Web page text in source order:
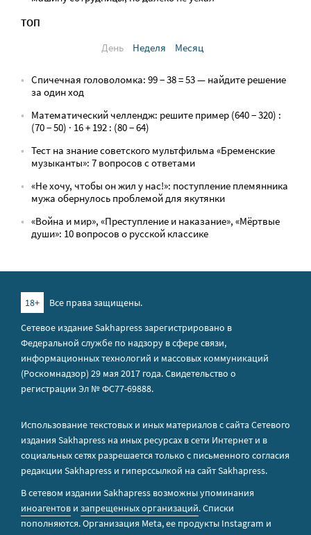
ТОП
День
Неделя Месяц
Спичечная головоломка: 99 − 38 = 53 — найдите решение
за один ход
Математический челлендж: решите пример (640 − 320) :
(70 − 50) · 16 + 192 : (80 − 64)
Тест на знание советского мультфильма «Бременские
музыканты»: 7 вопросов с ответами
«Не хочу, чтобы он жил у нас!»: поступление племянника
мужа обернулось проблемой для якутянки
«Война и мир», «Преступление и наказание», «Мёртвые
души»: 10 вопросов о русской классике
18+
Все права защищены.
Сетевое издание Sakhapress зарегистрировано в
Федеральной службе по надзору в сфере связи,
информационных технологий и массовых коммуникаций
(Роскомнадзор) 29 мая 2017 года. Свидетельство о
регистрации Эл № ФС77-69888.
Использование текстовых и иных материалов с сайта Сетевого
издания Sakhapress на иных ресурсах в сети Интернет и в
социальных сетях разрешается только с письменного согласия
редакции Sakhapress и гиперссылкой на сайт Sakhapress.
В сетевом издании Sakhapress возможны упоминания
иноагентов и запрещенных организаций. Списки
пополняются. Организация Metа, ее продукты Instagram и